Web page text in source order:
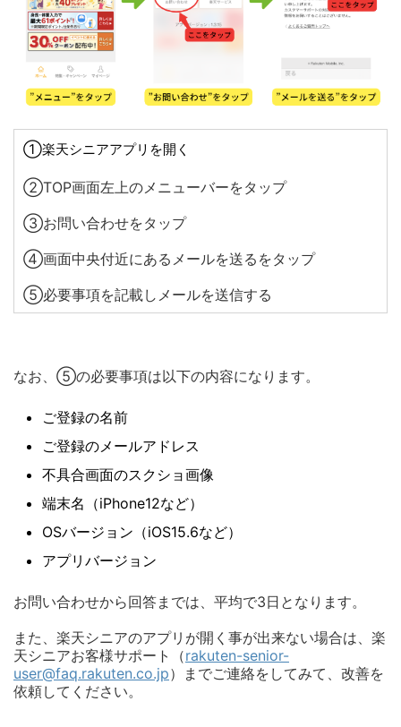
①楽天シニアアプリを開く
②TOP画面左上のメニューバーをタップ
③お問い合わせをタップ
④画面中央付近にあるメールを送るをタップ
⑤必要事項を記載しメールを送信する
なお、⑤の必要事項は以下の内容になります。
ご登録の名前
ご登録のメールアドレス
不具合画面のスクショ画像
端末名（iPhone12など）
OSバージョン（iOS15.6など）
アプリバージョン
お問い合わせから回答までは、平均で3日となります。
また、楽天シニアのアプリが開く事が出来ない場合は、 楽
天シニアお客様サポート（rakuten-senior-
user@faq.rakuten.co.jp）までご連絡をしてみて、改善を
依頼してください。